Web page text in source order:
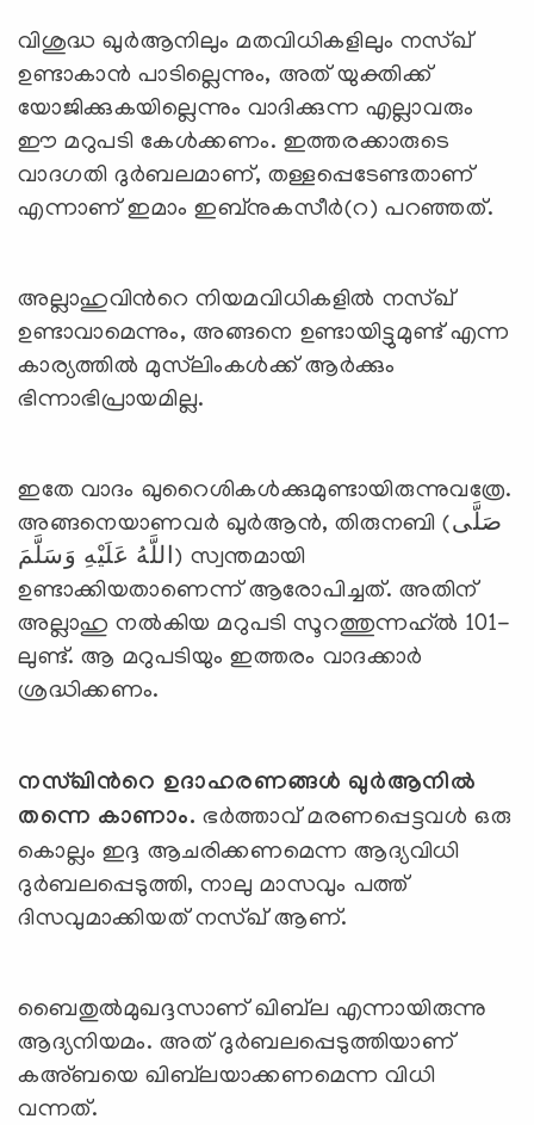
വിശുദ്ധ ഖുര്‍ആനിലും മതവിധികളിലും നസ്ഖ്
ഉണ്ടാകാന്‍ പാടില്ലെന്നും, അത് യുക്തിക്ക്
യോജിക്കുകയില്ലെന്നും വാദിക്കുന്ന എല്ലാവരും
ഈ മറുപടി കേള്‍ക്കണം. ഇത്തരക്കാരുടെ
വാദഗതി ദുര്‍ബലമാണ്, തള്ളപ്പെടേണ്ടതാണ്
എന്നാണ് ഇമാം ഇബ്‌നുകസീര്‍(റ) പറഞ്ഞത്.
അല്ലാഹുവിന്‍റെ നിയമവിധികളില്‍ നസ്ഖ്
ഉണ്ടാവാമെന്നും, അങ്ങനെ ഉണ്ടായിട്ടുമുണ്ട് എന്ന
കാര്യത്തില്‍ മുസ്‍ലിംകള്‍ക്ക് ആര്‍ക്കും
ഭിന്നാഭിപ്രായമില്ല.
ഇതേ വാദം ഖുറൈശികള്‍ക്കുമുണ്ടായിരുന്നുവത്രേ.
അങ്ങനെയാണവര്‍ ഖുര്‍ആന്‍, തിരുനബി (صَلَّى
اللَّهُ عَلَيْهِ وَسَلَّمَ) സ്വന്തമായി
ഉണ്ടാക്കിയതാണെന്ന് ആരോപിച്ചത്. അതിന്
അല്ലാഹു നല്‍കിയ മറുപടി സൂറത്തുന്നഹ്ല്‍ 101-
ലുണ്ട്. ആ മറുപടിയും ഇത്തരം വാദക്കാര്‍
ശ്രദ്ധിക്കണം.
നസ്ഖിന്‍റെ ഉദാഹരണങ്ങള്‍ ഖുര്‍ആനില്‍
തന്നെ കാണാം.ഭര്‍ത്താവ് മരണപ്പെട്ടവള്‍ ഒരു
കൊല്ലം ഇദ്ദ ആചരിക്കണമെന്ന ആദ്യവിധി
ദുര്‍ബലപ്പെടുത്തി, നാലു മാസവും പത്ത്
ദിസവുമാക്കിയത് നസ്ഖ് ആണ്.
ബൈതുല്‍മുഖദ്ദസാണ് ഖിബ്‌ല എന്നായിരുന്നു
ആദ്യനിയമം. അത് ദുര്‍ബലപ്പെടുത്തിയാണ്
കഅ്ബയെ ഖിബ്‌ലയാക്കണമെന്ന വിധി
വന്നത്.